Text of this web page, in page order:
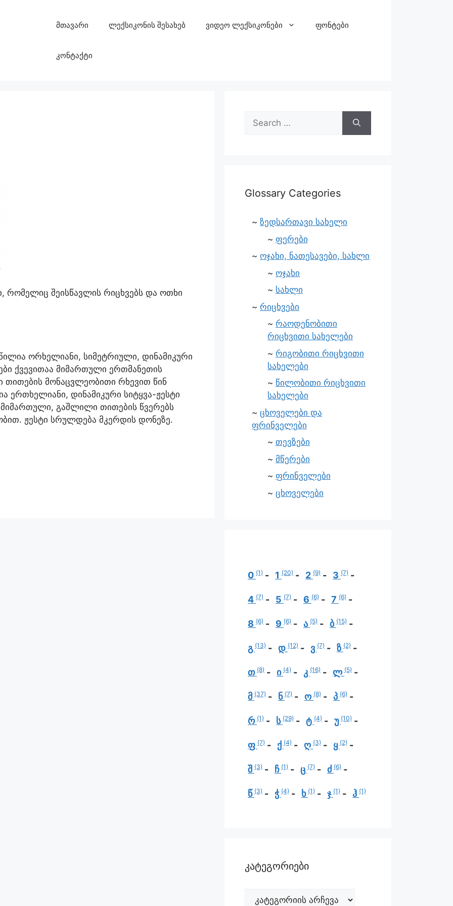
მთავარი ლექსიკონის შესახებ ვიდეო ლექსიკონები ფონტები
კონტაქტი
რომელიც შეისწავლის რიცხვებს და ოთხი
ორხელიანი, სიმეტრიული, დინამიკური
ქვევითაა მიმართული ერთმანეთის
მონაცვლეობითი რხევით წინ
ერთხელიანი, დინამიკური სიტყვა-ჟესტი
მიმართული, გაშლილი თითების წვერებს
ჟესტი სრულდება მკერდის დონეზე.
Glossary Categories
ზედსართავი სახელი
ფერები
ოჯახი, ნათესავები, სახლი
ოჯახი
სახლი
რიცხვები
რაოდენობითი
რიცხვითი სახელები
რიგობითი რიცხვითი
სახელები
წილობითი რიცხვითი
სახელები
ცხოველები და
ფრინველები
თევზები
მწერები
ფრინველები
ცხოველები
0 (1) 1 (20) 2 (9) 3 (7)
4 (7) 5 (7) 6 (6) 7 (6)
8 (6) 9 (6) ა (5) ბ (15)
გ (13) დ (12) ვ (7) ზ (2)
თ (8) ი (4) კ (16) ლ (5)
მ (37) ნ (7) ო (8) პ (6)
რ (1) ს (29) ტ (4) უ (10)
ფ (7) ქ (4) ღ (3) ყ (2)
შ (3) ჩ (1) ც (7) ძ (6)
წ (3) ჭ (4) ხ (1) ჯ (1) ჰ (1)
კატეგორიები